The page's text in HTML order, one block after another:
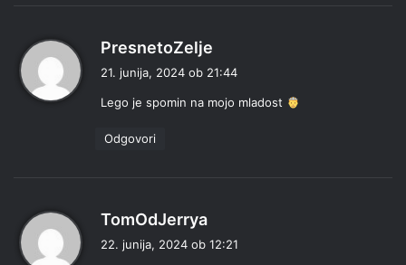
PresnetoZelje
r
v
21. junija, 2024 ob 21:44
Lego je spomin na mojo mladost
Odgovori
TomOdJerrya
22. junija, 2024 ob 12:21